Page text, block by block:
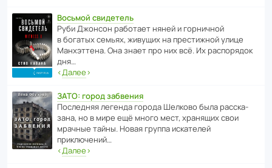
Восьмой свидетель
Руби Джонсон рабо­тает няней и горни­чной
в богатых семьях, живущих на прес­ти­жной улице
Манх­эт­тена. Она знает про них всё. Их распо­рядок
дня…
‹Далее›
ЗАТО: город забвения
После­дняя легенда города Шелково была расска­
зана, но в мире ещё много мест, хранящих свои
мрачные тайны. Новая группа иска­телей
приключений…
‹Далее›